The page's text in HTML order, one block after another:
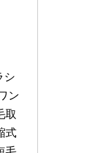
シ
ン
取
式